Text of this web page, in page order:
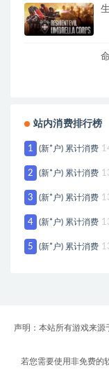
站内消费排行榜
1 (新*户) 累计消费
2 (新*户) 累计消费
3 (新*户) 累计消费
4 (新*户) 累计消费
5 (新*户) 累计消费
声明：本站所有游戏来源
若您需要使用非免费的